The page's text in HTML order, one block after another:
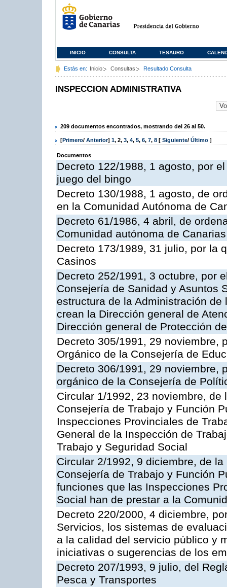
INICIO CONSULTA TESAURO
Estás en: Inicio Consultas Resultado Consulta
INSPECCION ADMINISTRATIVA
209 documentos encontrados, mostrando del 26 al 50.
[Primero/ Anterior] 1, 2, 3, 4, 5, 6, 7, 8 [ Siguiente/ Último ]
Documentos
Decreto 122/1988, 1 agosto, por
juego del bingo
Decreto 130/1988, 1 agosto, de
en la Comunidad Autónoma de
Decreto 61/1986, 4 abril, de
Comunidad autónoma de Canarias
Decreto 173/1989, 31 julio, por la
Casinos
Decreto 252/1991, 3 octubre, por
Consejería de Sanidad y Asuntos
estructura de la Administración
crean la Dirección general de
Dirección general de Protección
Decreto 305/1991, 29 noviembre,
Orgánico de la Consejería de
Decreto 306/1991, 29 noviembre,
orgánico de la Consejería de
Circular 1/1992, 23 noviembre,
Consejería de Trabajo y Función
Inspecciones Provinciales de
General de la Inspección de
Trabajo y Seguridad Social
Circular 2/1992, 9 diciembre, de
Consejería de Trabajo y Función
funciones que las Inspecciones
Social han de prestar a la
Decreto 220/2000, 4 diciembre,
Servicios, los sistemas de
a la calidad del servicio público y
iniciativas o sugerencias de los
Decreto 207/1993, 9 julio, del
Pesca y Transportes